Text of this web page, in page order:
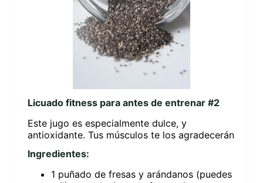
Licuado fitness para antes de entrenar #2
Este jugo es especialmente dulce, y
antioxidante. Tus músculos te los agradecerán
Ingredientes:
1 puñado de fresas y arándanos (puedes